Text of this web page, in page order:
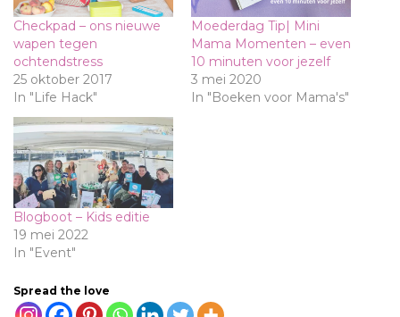
Checkpad – ons nieuwe
wapen tegen
ochtendstress
25 oktober 2017
In "Life Hack"
Moederdag Tip| Mini
Mama Momenten – even
10 minuten voor jezelf
3 mei 2020
In "Boeken voor Mama's"
Blogboot – Kids editie
19 mei 2022
In "Event"
Spread the love